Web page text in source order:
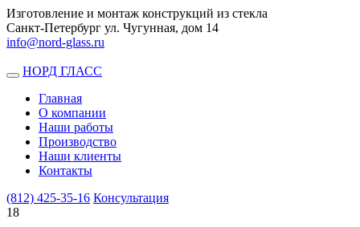
Изготовление и монтаж конструкций из стекла
Санкт-Петербург ул. Чугунная, дом 14
info@nord-glass.ru
Toggle
navigation
НОРД ГЛАСС
Главная
О компании
Наши работы
Производство
Наши клиенты
Контакты
(812) 425-35-16 Консультация
18